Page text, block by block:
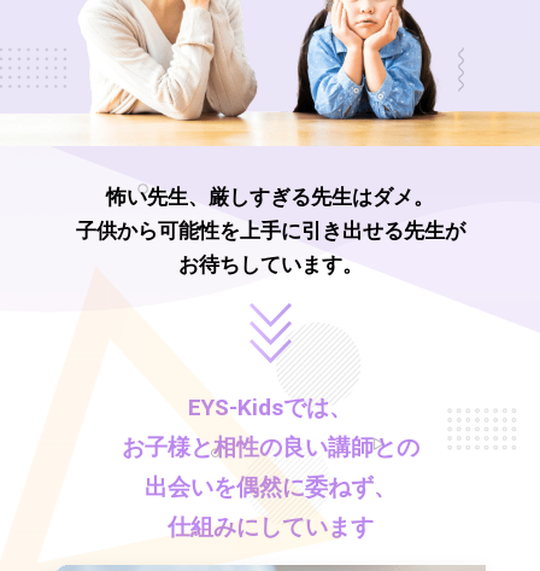
怖い先生、厳しすぎる先生はダメ。
子供から可能性を上手に引き出せる先生が
お待ちしています。
EYS-Kidsでは、
お子様と相性の良い講師との
出会いを偶然に委ねず、
仕組みにしています